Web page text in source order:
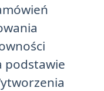
podstawie